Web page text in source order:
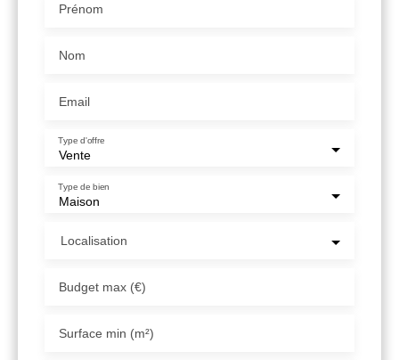
Prénom
Nom
Email
Vente
Type d'offre
Maison
Type de bien
Localisation
Budget max (€)
Surface min (m²)